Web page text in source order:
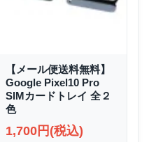
【メール便送料無料】
Google Pixel10 Pro
SIMカードトレイ 全２
色
1,700円(税込)